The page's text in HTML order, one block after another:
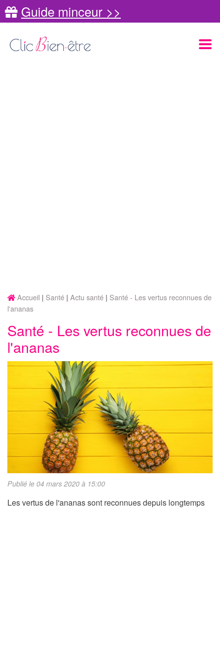
Guide minceur >>
Accueil Santé Actu santé
Santé - Les vertus reconnues de
l'ananas
Santé - Les vertus reconnues de
l'ananas
Publié le 04 mars 2020 à 15:00
Les vertus de l'ananas sont reconnues depuis longtemps